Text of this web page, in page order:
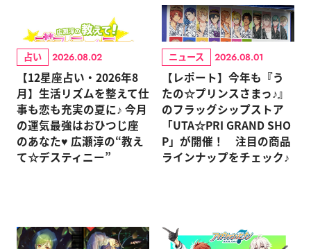
占い 2026.08.02
【12星座占い・2026年8
月】生活リズムを整えて仕
事も恋も充実の夏に♪ 今月
の運気最強はおひつじ座
のあなた♥ 広瀬淳の“教え
て☆デスティニー”
ニュース 2026.08.01
【レポート】今年も『う
たの☆プリンスさまっ♪』
のフラッグシップストア
「UTA☆PRI GRAND SHO
P」が開催！ 注目の商品
ラインナップをチェック♪